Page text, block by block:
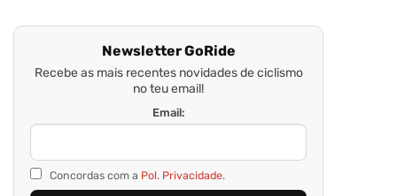
Newsletter GoRide
Recebe as mais recentes novidades de ciclismo
no teu email!
Email:
Concordas com a Pol. Privacidade.